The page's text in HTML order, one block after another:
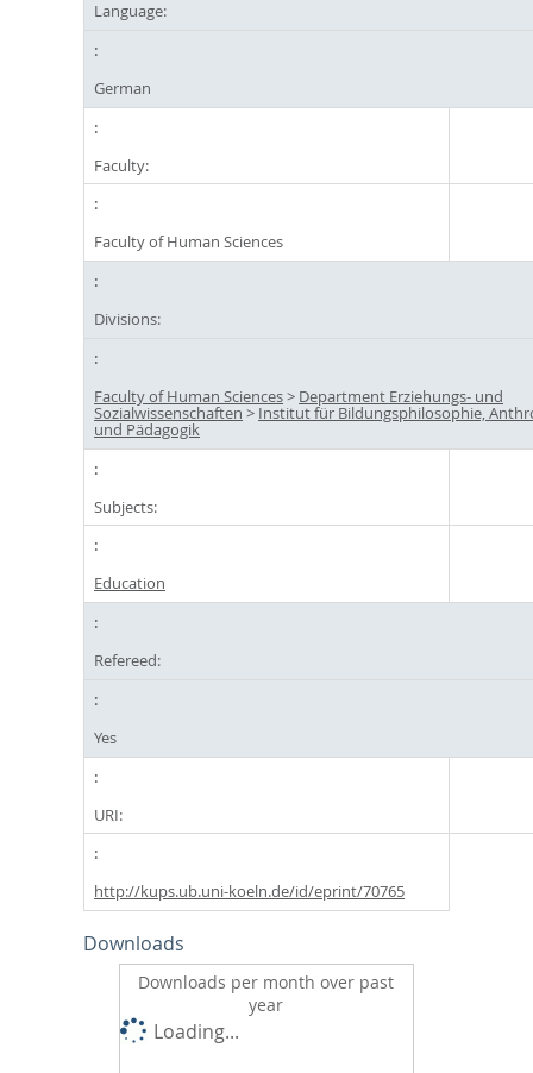
Language:
German
Faculty:
Faculty of Human Sciences
Divisions:
Faculty of Human Sciences> Department Erziehungs- und
Sozialwissenschaften > Institut für Bildungsphilosophie,
und Pädagogik
Subjects:
Education
Refereed:
Yes
URI:
http://kups.ub.uni-koeln.de/id/eprint/70765
Downloads
Downloads per month over past
year
Loading...